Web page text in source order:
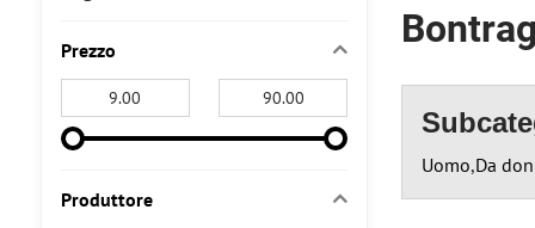
Uomo Da
Prezzo
Produttore